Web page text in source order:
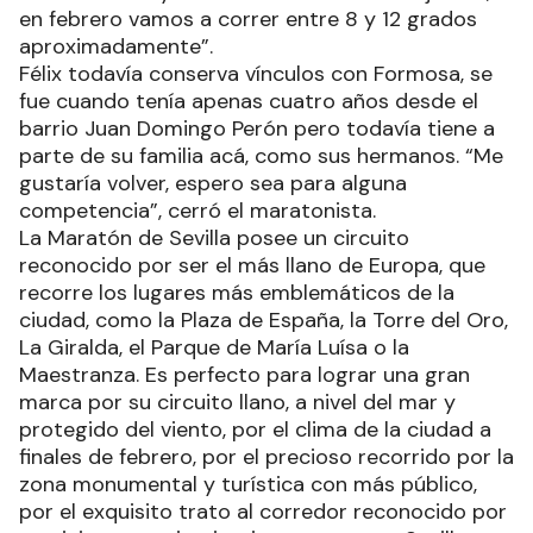
en febrero vamos a correr entre 8 y 12 grados
aproximadamente”.
Félix todavía conserva vínculos con Formosa, se
fue cuando tenía apenas cuatro años desde el
barrio Juan Domingo Perón pero todavía tiene a
parte de su familia acá, como sus hermanos. “Me
gustaría volver, espero sea para alguna
competencia”, cerró el maratonista.
La Maratón de Sevilla posee un circuito
reconocido por ser el más llano de Europa, que
recorre los lugares más emblemáticos de la
ciudad, como la Plaza de España, la Torre del Oro,
La Giralda, el Parque de María Luísa o la
Maestranza. Es perfecto para lograr una gran
marca por su circuito llano, a nivel del mar y
protegido del viento, por el clima de la ciudad a
finales de febrero, por el precioso recorrido por la
zona monumental y turística con más público,
por el exquisito trato al corredor reconocido por